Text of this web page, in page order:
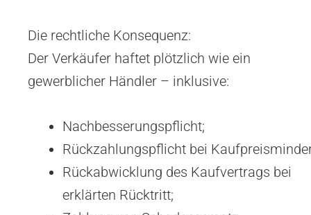
Die rechtliche Konsequenz:
Der Verkäufer haftet plötzlich wie ein
gewerblicher Händler – inklusive:
Nachbesserungspflicht;
Rückzahlungspflicht bei
Rückabwicklung des Kaufvertrags bei
erklärten Rücktritt;